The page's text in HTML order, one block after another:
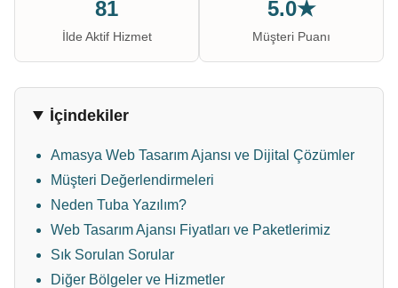
81
İlde Aktif Hizmet
5.0★
Müşteri Puanı
İçindekiler
Amasya Web Tasarım Ajansı ve Dijital Çözümler
Müşteri Değerlendirmeleri
Neden Tuba Yazılım?
Web Tasarım Ajansı Fiyatları ve Paketlerimiz
Sık Sorulan Sorular
Diğer Bölgeler ve Hizmetler